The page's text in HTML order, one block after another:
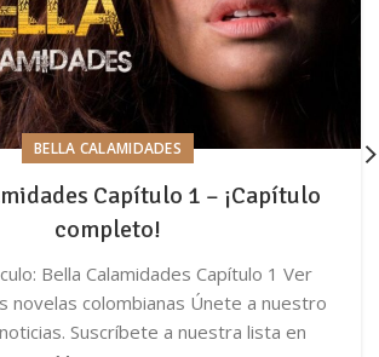
BELLA CALAMIDADES
Capítulo 1 – ¡Capítulo
completo!
Bella Calamidades Capítulo 1 Ver
novelas colombianas Únete a nuestro
Suscríbete a nuestra lista en